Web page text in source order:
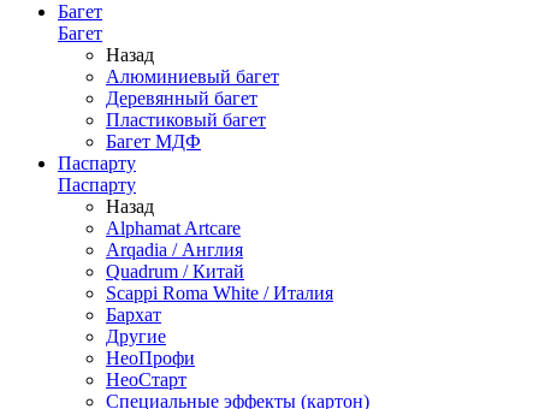
Багет
Багет
Назад
Алюминиевый багет
Деревянный багет
Пластиковый багет
Багет МДФ
Паспарту
Паспарту
Назад
Alphamat Artcare
Arqadia / Англия
Quadrum / Китай
Scappi Roma White / Италия
Бархат
Другие
НеоПрофи
НеоСтарт
Специальные эффекты (картон)